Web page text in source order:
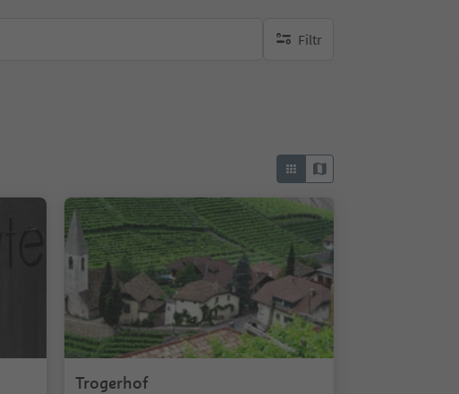
Filtr
brak aktywnych filtrów
Trogerhof